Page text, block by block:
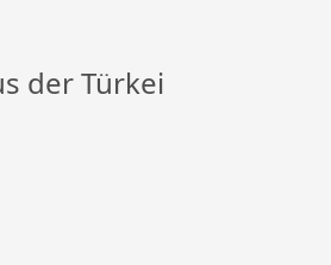
der Türkei